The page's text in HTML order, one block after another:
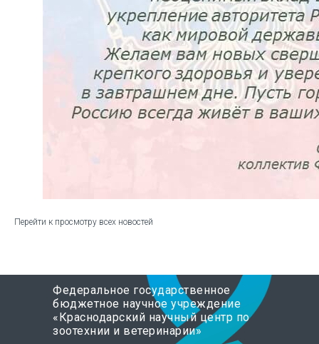
Перейти к просмотру всех новостей
Федеральное государственное
бюджетное научное учреждение
«Краснодарский научный центр по
зоотехнии и ветеринарии»